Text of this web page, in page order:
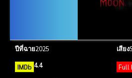
ปีที่ฉาย2025 เสียง
IMDb 4.4 Full